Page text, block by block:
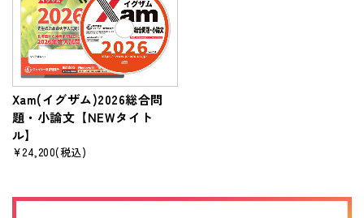
Xam(イグザム)2026総合問
題・小論文【NEWタイト
ル】
¥24,200(税込)